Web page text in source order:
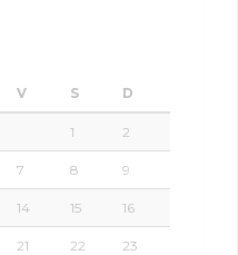
V S D
1 2
7 8 9
14 15 16
21 22 23